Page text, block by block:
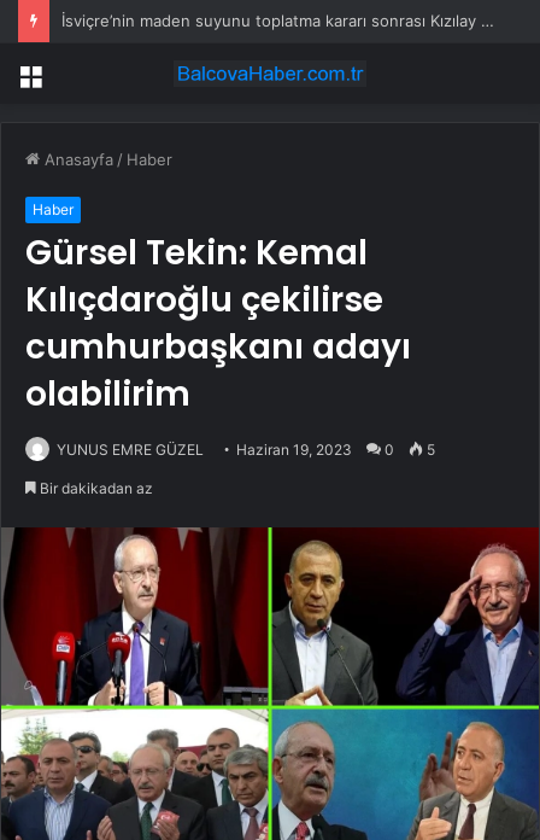
İsviçre’nin maden suyunu toplatma kararı sonrası Kızılay sessizliğini bozdu
Menü
Anasayfa / Haber
Haber
Gürsel Tekin: Kemal
Kılıçdaroğlu çekilirse
cumhurbaşkanı adayı
olabilirim
YUNUS EMRE GÜZEL Haziran 19, 2023 0 5
Bir dakikadan az